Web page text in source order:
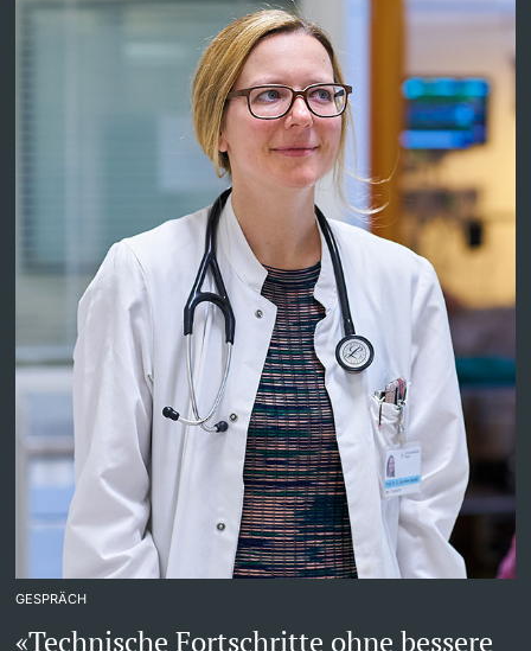
GESPRÄCH
«Technische Fortschritte ohne bessere